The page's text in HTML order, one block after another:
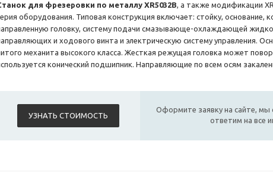
для фрезеровки по металлу XR5032B, а также модификации
оборудования. Типовая конструкция включает: стойку, основание,
головку, систему подачи смазывающе-охлаждающей
и ходового винта и электрическую систему управления.
механита высокого класса. Жесткая режущая головка может
конический подшипник. Направляющие по всем осям
УЗНАТЬ СТОИМОСТЬ
Оформите заявку на сайте, мы
ответим на все